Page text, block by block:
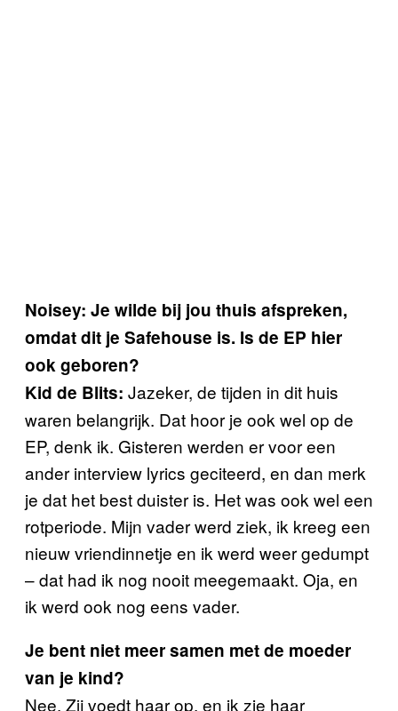
Noisey: Je wilde bij jou thuis afspreken,
omdat dit je Safehouse is. Is de EP hier
ook geboren?
Kid de Blits: Jazeker, de tijden in dit huis
waren belangrijk. Dat hoor je ook wel op de
EP, denk ik. Gisteren werden er voor een
ander interview lyrics geciteerd, en dan merk
je dat het best duister is. Het was ook wel een
rotperiode. Mijn vader werd ziek, ik kreeg een
nieuw vriendinnetje en ik werd weer gedumpt
– dat had ik nog nooit meegemaakt. Oja, en
ik werd ook nog eens vader.
Je bent niet meer samen met de moeder
van je kind?
Nee. Zij voedt haar op, en ik zie haar